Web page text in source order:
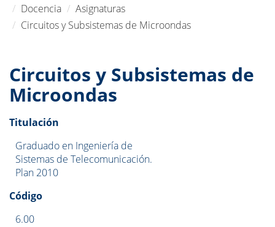
Docencia
Asignaturas
Circuitos y Subsistemas de Microondas
Circuitos y Subsistemas de
Microondas
Titulación
Graduado en Ingeniería de
Sistemas de Telecomunicación.
Plan 2010
Código
6.00